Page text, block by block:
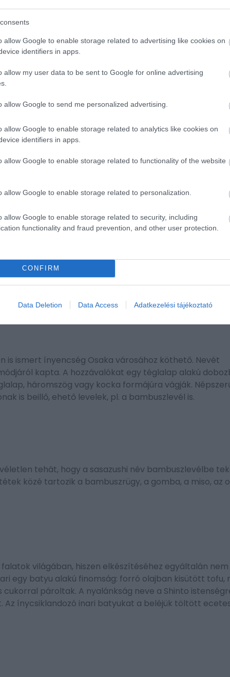
allow Google to enable storage related to advertising like cookies on
identifiers in apps.
allow my user data to be sent to Google for online advertising
allow Google to send me personalized advertising.
allow Google to enable storage related to analytics like cookies on
identifiers in apps.
allow Google to enable storage related to functionality of the website
allow Google to enable storage related to personalization.
allow Google to enable storage related to security, including
functionality and fraud prevention, and other user protection.
CONFIRM
Data Deletion Data Access Adatkezelési tájékoztató
egy fagylalttölcsérre hasonlít. A rizs és a
kúp formájú tekerik fel. Rengeteg féle töltelék-
melyet még a hűtőszekrények feltalálása előtt
kialakult módszerrel készül: a halat több
tartják az eredeti sushinak a szakértők, bár a rizst
(jelentése „Edo előtti”) néven is ismert, mely a
A rizsre halmozott feltétek rendkívül változatosak
tofu és hal is, melyet gyakran szójaszószban vagy
vagy metélőhagymát tálalnak.
is ismert ínyencség Osaka városához köthető. Nevét
kapta. A hozzávalókat egy téglalap alakú
háromszög vagy kocka formájúra vágják.
is beillő, ehető levelek, pl. a bambuszlevél is.
tehát, hogy a sasazushi név bambuszlevélbe
közé tartozik a bambuszrügy, a gomba, a miso, az
világában, hiszen elkészítéséhez egyáltalán nem
egy batyu alakú finomság: forró olajban kisütött tofu,
pároltak. A nyalánkság neve a Shinto
ínycsiklandozó inari batyukat a beléjük töltött